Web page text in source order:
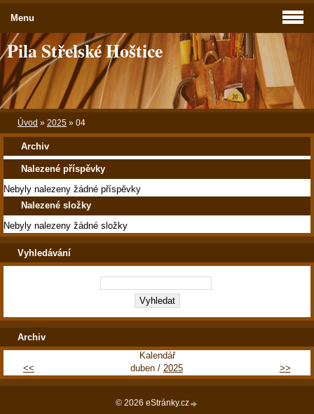
Pila Střelské Hoštice
Úvod » 2025 » 04
Archiv
Nalezené příspěvky
Nebyly nalezeny žádné příspěvky
Nalezené složky
Nebyly nalezeny žádné složky
Menu
Vyhledávání
Archiv
Kalendář
<<
duben / 2025 >>
© 2026 eStránky.cz